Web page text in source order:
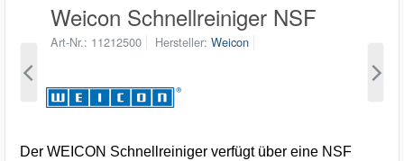
Weicon Schnellreiniger NSF
Art-Nr. 11212500 Hersteller Weicon
Der WEICON Schnellreiniger verfügt über eine NSF